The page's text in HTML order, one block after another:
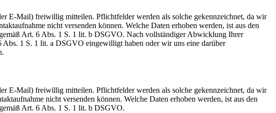
E-Mail) freiwillig mitteilen. Pflichtfelder werden als solche gekennzeichnet, da wir
nicht versenden können. Welche Daten erhoben werden, ist aus den
Art. 6 Abs. 1 S. 1 lit. b DSGVO. Nach vollständiger Abwicklung Ihrer
1 S. 1 lit. a DSGVO eingewilligt haben oder wir uns eine darüber
E-Mail) freiwillig mitteilen. Pflichtfelder werden als solche gekennzeichnet, da wir
nicht versenden können. Welche Daten erhoben werden, ist aus den
Art. 6 Abs. 1 S. 1 lit. b DSGVO.